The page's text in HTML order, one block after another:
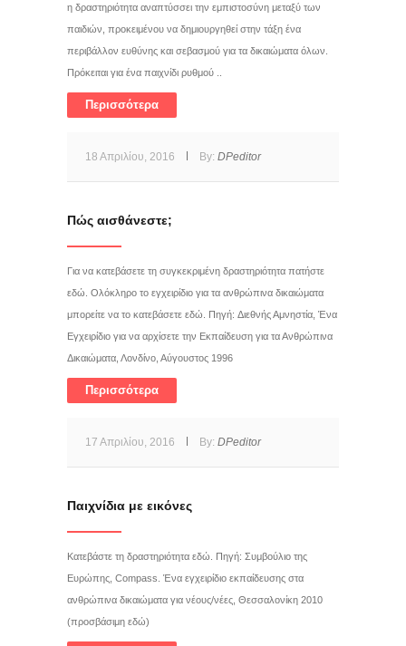
η δραστηριότητα αναπτύσσει την εμπιστοσύνη μεταξύ των
παιδιών, προκειμένου να δημιουργηθεί στην τάξη ένα
περιβάλλον ευθύνης και σεβασμού για τα δικαιώματα όλων.
Πρόκειται για ένα παιχνίδι ρυθμού ..
Περισσότερα
18 Απριλίου, 2016 By: DPeditor
Πώς αισθάνεστε;
Για να κατεβάσετε τη συγκεκριμένη δραστηριότητα πατήστε
εδώ. Ολόκληρο το εγχειρίδιο για τα ανθρώπινα δικαιώματα
μπορείτε να το κατεβάσετε εδώ. Πηγή: Διεθνής Αμνηστία, Ένα
Εγχειρίδιο για να αρχίσετε την Εκπαίδευση για τα Ανθρώπινα
Δικαιώματα, Λονδίνο, Αύγουστος 1996
Περισσότερα
17 Απριλίου, 2016 By: DPeditor
Παιχνίδια με εικόνες
Κατεβάστε τη δραστηριότητα εδώ. Πηγή: Συμβούλιο της
Ευρώπης, Compass. Ένα εγχειρίδιο εκπαίδευσης στα
ανθρώπινα δικαιώματα για νέους/νέες, Θεσσαλονίκη 2010
(προσβάσιμη εδώ)